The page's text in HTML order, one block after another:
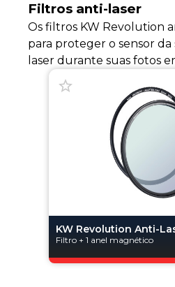
Filtros anti-laser
Os filtros KW Revolution
para proteger o sensor da
laser durante suas fotos
KW Revolution Anti-
Filtro + 1 anel magnético